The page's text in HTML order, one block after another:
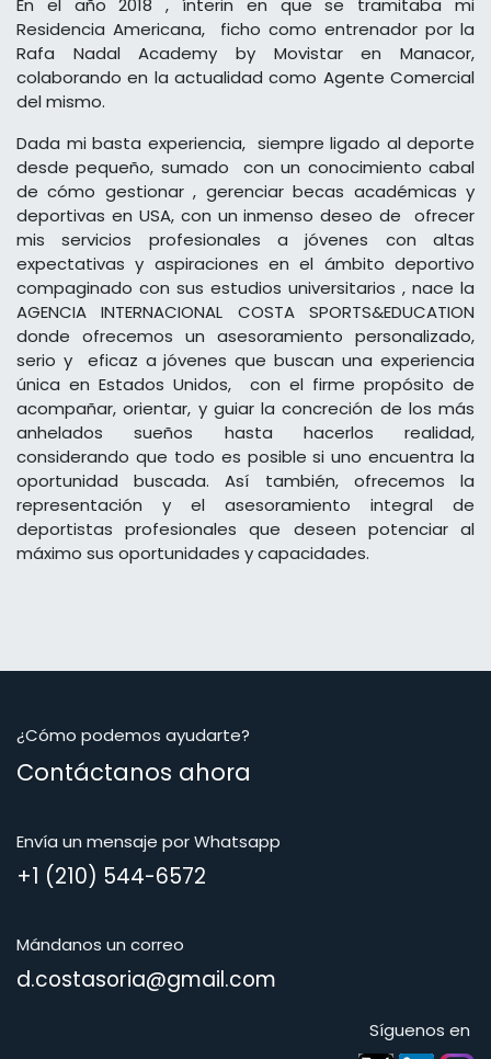
En el año 2018 , ínterin en que se tramitaba mi
Residencia Americana, ficho como entrenador por la
Rafa Nadal Academy by Movistar en Manacor,
colaborando en la actualidad como Agente Comercial
del mismo.
Dada mi basta experiencia, siempre ligado al deporte
desde pequeño, sumado con un conocimiento cabal
de cómo gestionar , gerenciar becas académicas y
deportivas en USA, con un inmenso deseo de ofrecer
mis servicios profesionales a jóvenes con altas
expectativas y aspiraciones en el ámbito deportivo
compaginado con sus estudios universitarios , nace la
AGENCIA INTERNACIONAL COSTA SPORTS&EDUCATION
donde ofrecemos un asesoramiento personalizado,
serio y eficaz a jóvenes que buscan una experiencia
única en Estados Unidos, con el firme propósito de
acompañar, orientar, y guiar la concreción de los más
anhelados sueños hasta hacerlos realidad,
considerando que todo es posible si uno encuentra la
oportunidad buscada. Así también, ofrecemos la
representación y el asesoramiento integral de
deportistas profesionales que deseen potenciar al
máximo sus oportunidades y capacidades.
¿Cómo podemos ayudarte?
Contáctanos ahora
Envía un mensaje por Whatsapp
+1 (210) 544-6572
Mándanos un correo
d.costasoria@gmail.com
Síguenos en